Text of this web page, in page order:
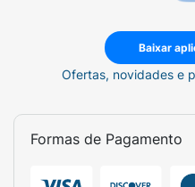
Baixar
Ofertas, novidades e
Formas de Pagamento